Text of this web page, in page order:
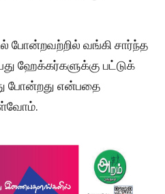
போன்றவற்றில் வங்கி சார்ந்த
ஹேக்கர்களுக்கு பட்டுக்
போன்றது என்பதை